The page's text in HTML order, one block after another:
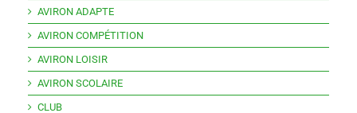
AVIRON ADAPTE
AVIRON COMPÉTITION
AVIRON LOISIR
AVIRON SCOLAIRE
CLUB